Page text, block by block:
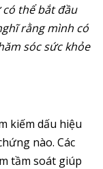
thể bắt đầu
rằng mình có
sóc sức khỏe
kiếm dấu hiệu
nào. Các
tầm soát giúp